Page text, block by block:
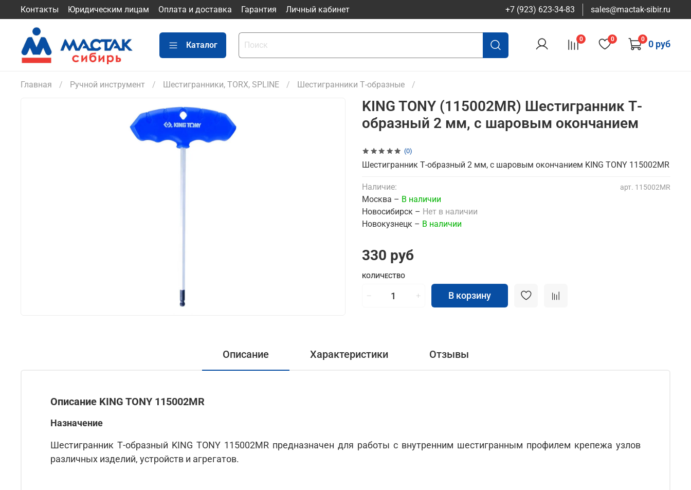
Контакты Юридическим лицам Оплата и доставка Гарантия Личный кабинет +7 (923) 623-34-83 sales@mactak-sibir.ru
Каталог
0 0 0 0 руб
Главная Ручной инструмент Шестигранники, TORX, SPLINE Шестигранники Т-образные
(0)
арт. 115002MR
KING TONY (115002MR) Шестигранник Т-
образный 2 мм, с шаровым окончанием
330 руб
Наличие:
Москва – В наличии
Новосибирск – Нет в наличии
Новокузнецк – В наличии
КОЛИЧЕСТВО
В корзину
Шестигранник Т-образный 2 мм, с шаровым окончанием KING TONY 115002MR
Описание Характеристики Отзывы
Описание KING TONY 115002MR
Назначение
Шестигранник Т-образный KING TONY 115002MR предназначен для работы с внутренним шестигранным профилем крепежа узлов
различных изделий, устройств и агрегатов.